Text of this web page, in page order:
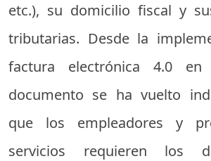
etc.), su domicilio fiscal y
tributarias. Desde la
factura electrónica 4.0 en
documento se ha vuelto
que los empleadores y
servicios requieren los